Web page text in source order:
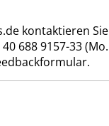
kontaktieren Sie
688 9157-33 (Mo.